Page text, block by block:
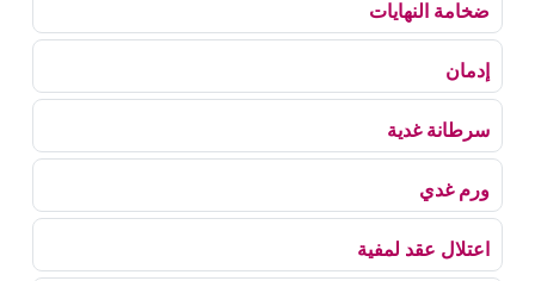
ضخامة النهايات
إدمان
سرطانة غدية
ورم غدي
اعتلال عقد لمفية